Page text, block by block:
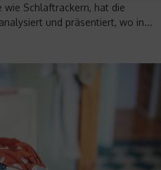
wie Schlaftrackern, hat die
und präsentiert, wo in...